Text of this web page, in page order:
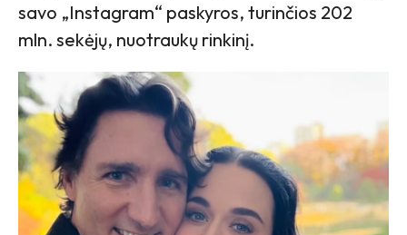
savo „Instagram“ paskyros, turinčios 202
mln. sekėjų, nuotraukų rinkinį.